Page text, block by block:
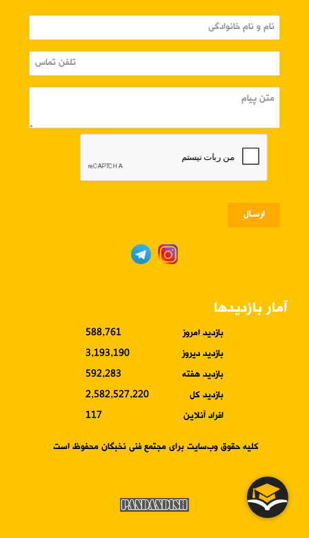
ارسـال
آمار بازدیدها
بازدید امروز
588,761
بازدید دیروز
3,193,190
بازدید هفته
592,283
بازدید کل
2,582,527,220
افراد آنلاین
117
کلیه حقوق وب‌سایت برای مجتمع فنی نخبگان محفوظ است